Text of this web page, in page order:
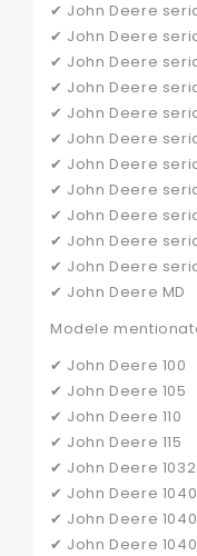
✔ John Deere
✔ John Deere
✔ John Deere
✔ John Deere
✔ John Deere
✔ John Deere
✔ John Deere
✔ John Deere
✔ John Deere
✔ John Deere
✔ John Deere
✔ John Deere MD
Modele
✔ John Deere 100
✔ John Deere 105
✔ John Deere 110
✔ John Deere 115
✔ John Deere 1032
✔ John Deere 1040
✔ John Deere
✔ John Deere